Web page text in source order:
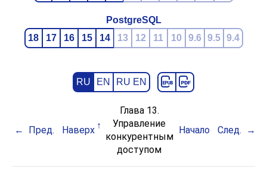
PostgreSQL
18
17 16 15 14 13 12 11 10 9.6 9.5 9.4
RU EN RU EN
Пред. Наверх
Глава 13.
Управление
конкурентным
доступом
Начало След.